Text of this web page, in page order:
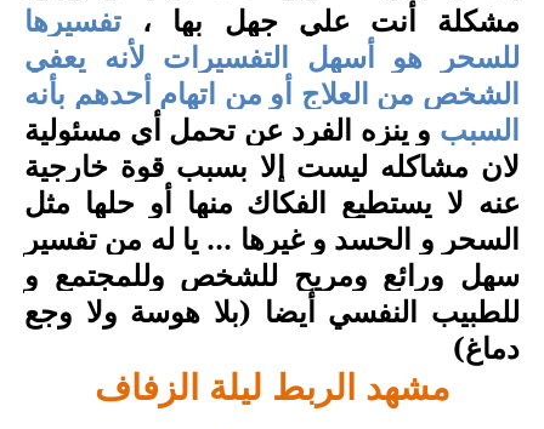
مشكلة أنت علي جهل بها ، تفسيرها
للسحر هو أسهل التفسيرات لأنه يعفي
الشخص من العلاج أو من اتهام أحدهم بأنه
السبب و ينزه الفرد عن تحمل أي مسئولية
لان مشاكله ليست إلا بسبب قوة خارجية
عنه لا يستطيع الفكاك منها أو حلها مثل
السحر و الحسد و غيرها ... يا له من تفسير
سهل ورائع ومريح للشخص وللمجتمع و
للطبيب النفسي أيضا (بلا هوسة ولا وجع
دماغ)
مشهد الربط ليلة الزفاف